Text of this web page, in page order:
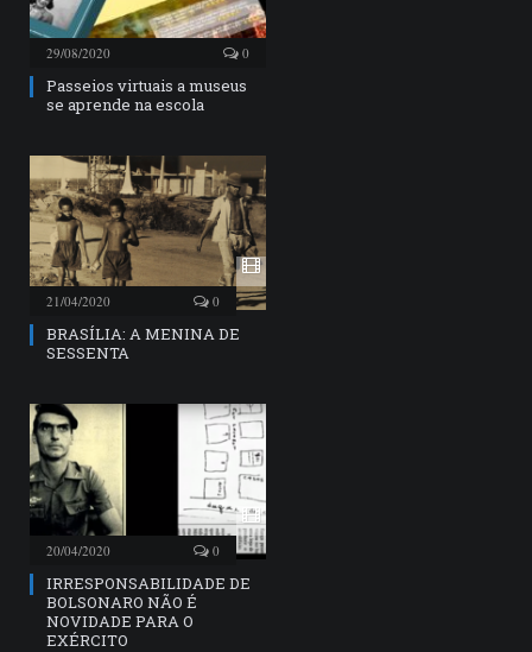
29/08/2020 0
Passeios virtuais a museus
se aprende na escola
21/04/2020 0
BRASÍLIA: A MENINA DE
SESSENTA
20/04/2020 0
IRRESPONSABILIDADE DE
BOLSONARO NÃO É
NOVIDADE PARA O
EXÉRCITO